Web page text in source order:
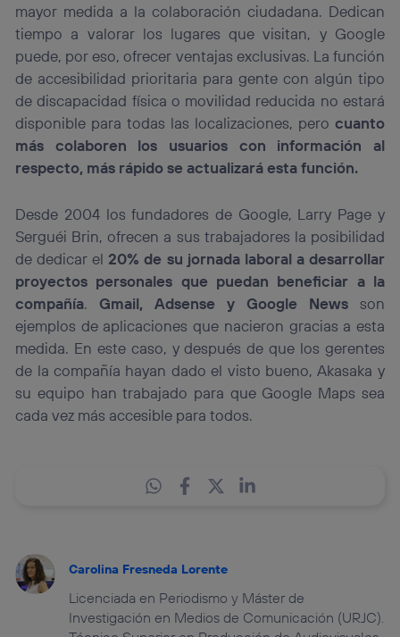
mayor medida a la colaboración ciudadana. Dedican
tiempo a valorar los lugares que visitan, y Google
puede, por eso, ofrecer ventajas exclusivas. La función
de accesibilidad prioritaria para gente con algún tipo
de discapacidad física o movilidad reducida no estará
disponible para todas las localizaciones, pero cuanto
más colaboren los usuarios con información al
respecto, más rápido se actualizará esta función.
Desde 2004 los fundadores de Google, Larry Page y
Serguéi Brin, ofrecen a sus trabajadores la posibilidad
de dedicar el 20% de su jornada laboral a desarrollar
proyectos personales que puedan beneficiar a la
compañía. Gmail, Adsense y Google Newsson
ejemplos de aplicaciones que nacieron gracias a esta
medida. En este caso, y después de que los gerentes
de la compañía hayan dado el visto bueno, Akasaka y
su equipo han trabajado para que Google Maps sea
cada vez más accesible para todos.
Carolina Fresneda Lorente
Licenciada en Periodismo y Máster de
Investigación en Medios de Comunicación (URJC).